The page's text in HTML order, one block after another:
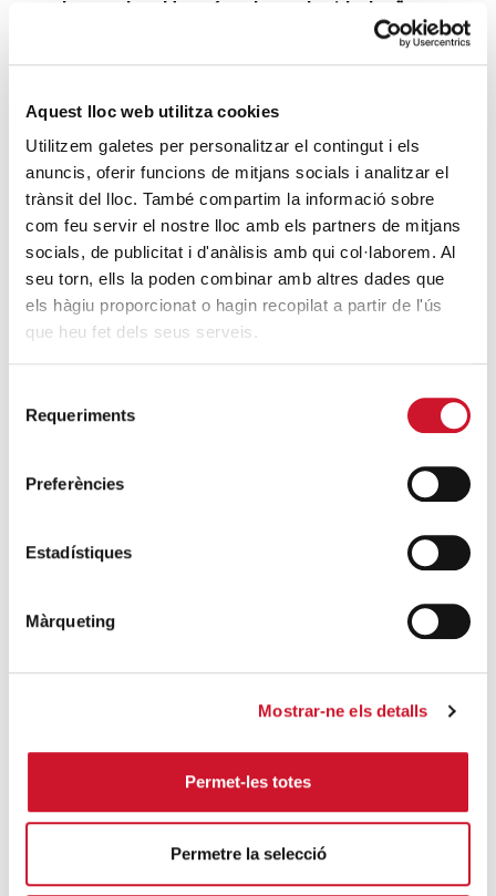
Aquest lloc web utilitza cookies
Utilitzem galetes per personalitzar el contingut i els
anuncis, oferir funcions de mitjans socials i analitzar el
trànsit del lloc. També compartim la informació sobre
com feu servir el nostre lloc amb els partners de mitjans
socials, de publicitat i d'anàlisis amb qui col·laborem. Al
seu torn, ells la poden combinar amb altres dades que
els hàgiu proporcionat o hagin recopilat a partir de l'ús
que heu fet dels seus serveis.
Requeriments
Preferències
Estadístiques
Màrqueting
Mostrar-ne els detalls
Permet-les totes
Permetre la selecció
desempleo: Un país a dos velocidades”
ESRP de la UB
SIGUE LEYENDO
Mesa Redonda en la UB, con Grupo Clece y
Aigües de Barcelona
SIGUE LEYENDO
Cáritas expresa su preocupación por la
la protección de la dignidad humana
extraordinario de regularización
La campana que canvia vides
El voluntariado, una oportunidad para
SIGUE LEYENDO